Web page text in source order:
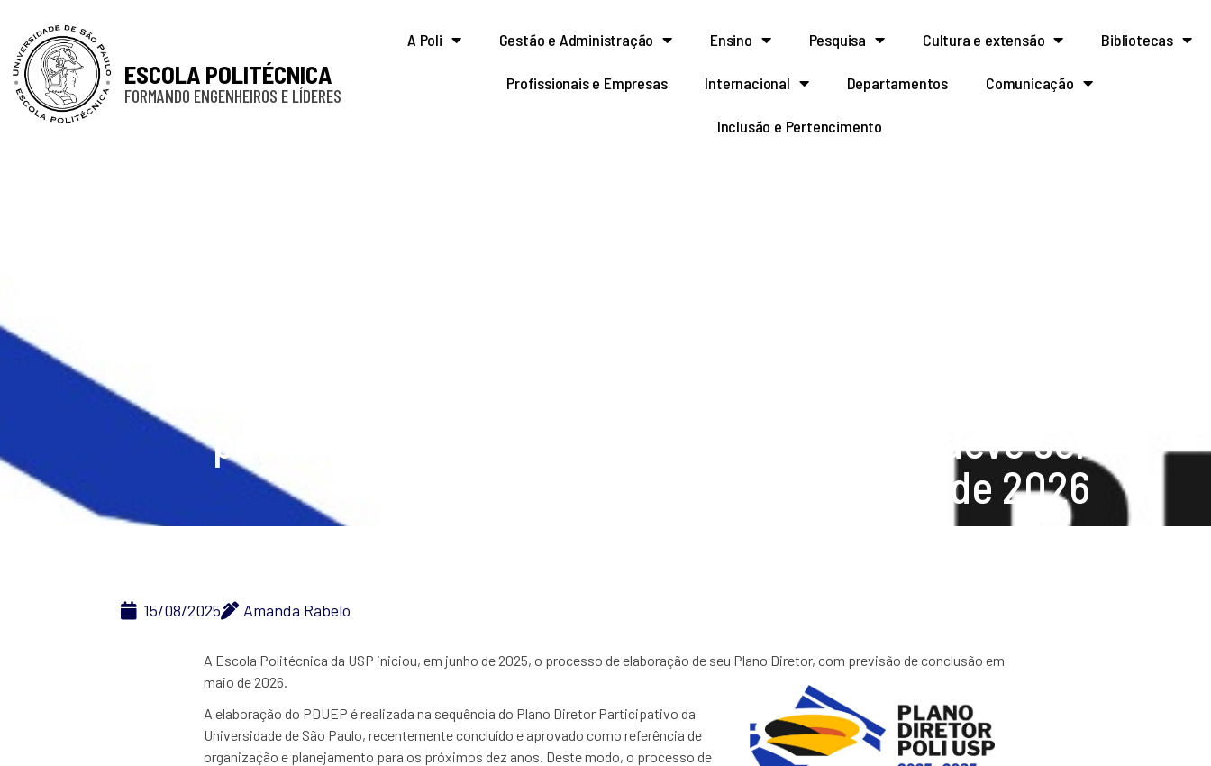
ESCOLA POLITÉCNICA
FORMANDO ENGENHEIROS E LÍDERES
A Poli Gestão e Administração Ensino Pesquisa Cultura e extensão Bibliotecas
Profissionais e Empresas Internacional Departamentos Comunicação
Inclusão e Pertencimento
participação da comunidade, documento deve ser
concluído em maio de 2026
15/08/2025 Amanda Rabelo
A Escola Politécnica da USP iniciou, em junho de 2025, o processo de elaboração de seu Plano Diretor, com previsão de conclusão em
maio de 2026.
A elaboração do PDUEP é realizada na sequência do Plano Diretor Participativo da
Universidade de São Paulo, recentemente concluído e aprovado como referência de
organização e planejamento para os próximos dez anos. Deste modo, o processo de